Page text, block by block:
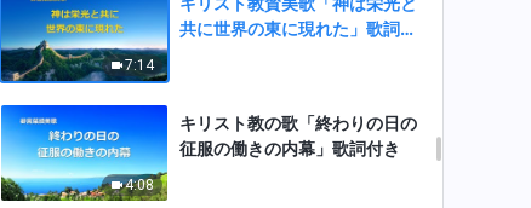
7:14
共に世界の東に現れた」歌詞付
4:08
キリスト教の歌「終わりの日の
征服の働きの内幕」歌詞付き